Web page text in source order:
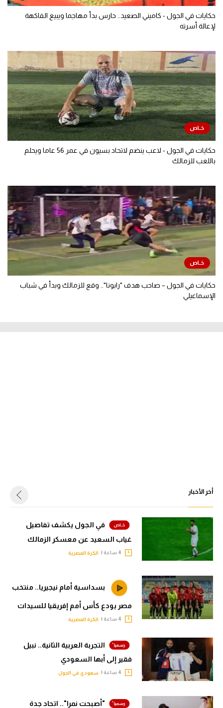
حكايات في الجول - كاميني الصعيد.. حارس بدأ مهاجما ويبيع الفاكهة
لإعالة أسرته
حكايات في الجول - لاعب ينضم لاتحاد بسيون في عمر 56 عاما ويحلم
باللعب للزمالك
حكايات في الجول – صاحب هدف "رابونا".. وقع للزمالك وبدأ في شباب
الإسماعيلي
أخر الأخبار
في الجول يكشف تفاصيل
غياب السعيد عن معسكر الزمالك
الكرة المصرية
بسداسية أمام نيجيريا.. منتخب
مصر يودع كأس أمم إفريقيا للسيدات
الكرة المصرية
التجربة العربية الثانية.. نبيل
فقير إلى أبها السعودي
سعودي في الجول
"أصبحت نمرا".. اتحاد جدة